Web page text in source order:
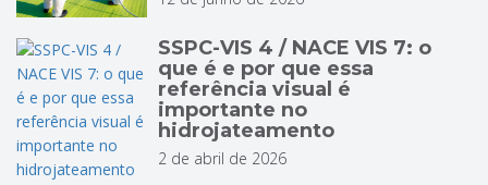
SSPC-VIS 4 / NACE VIS 7: o
que é e por que essa
referência visual é
importante no
hidrojateamento
2 de abril de 2026